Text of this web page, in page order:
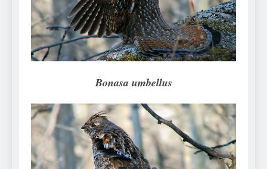
Can Bulldogs Play Fetch?
And How to Train Them!
7 Năm Ago
How Often Do I Need to
Groom My Bulldog
Bonasa umbellus